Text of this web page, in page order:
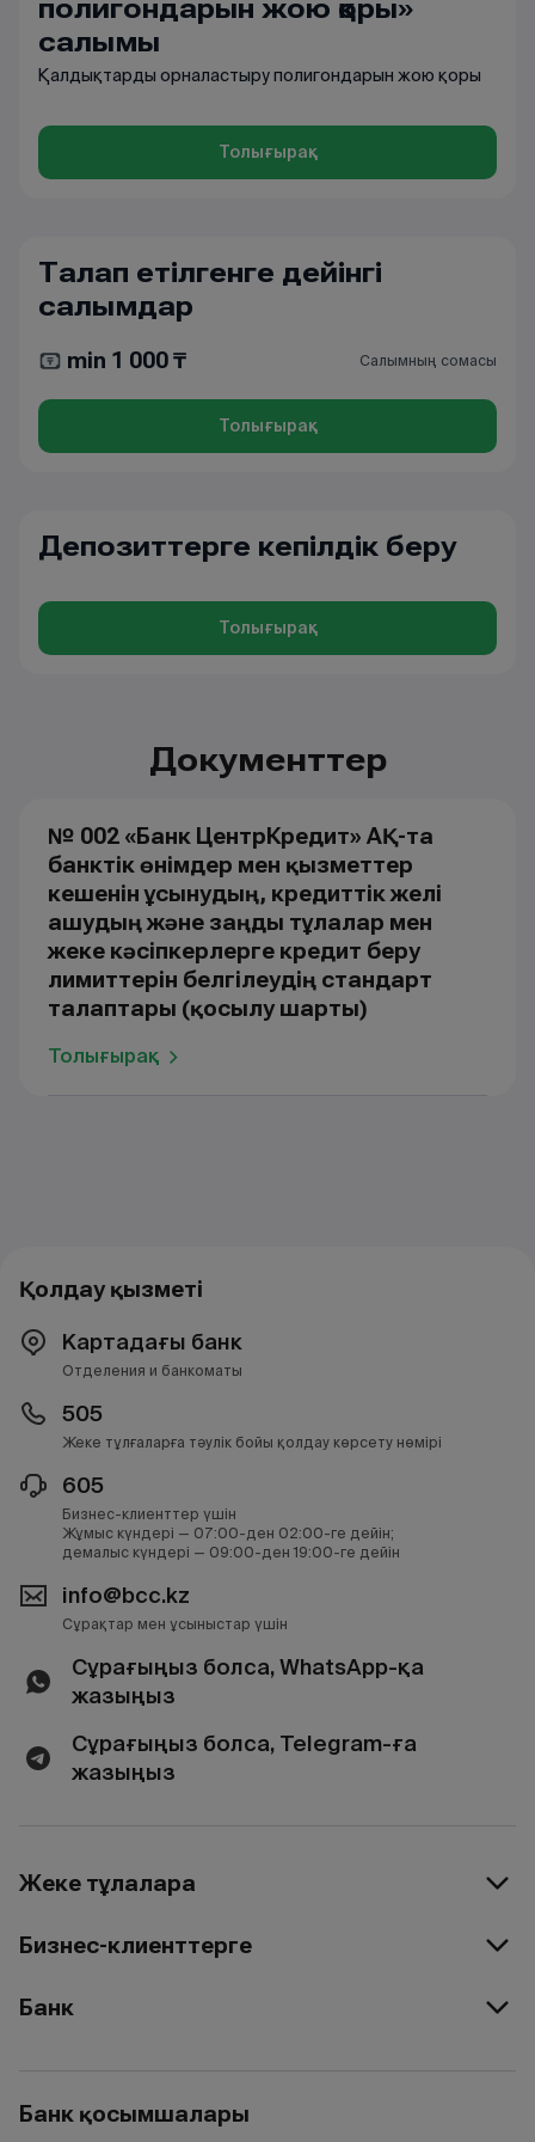
полигондарын жою қоры»
салымы
Қалдықтарды орналастыру полигондарын жою қоры
Толығырақ
Талап етілгенге дейінгі
салымдар
min 1 000 ₸ Салымның сомасы
Толығырақ
Депозиттерге кепілдік беру
Толығырақ
Документтер
№ 002 «Банк ЦентрКредит» АҚ-та
банктік өнімдер мен қызметтер
кешенін ұсынудың, кредиттік желі
ашудың және заңды тұлғалар мен
жеке кәсіпкерлерге кредит беру
лимиттерін белгілеудің стандарт
талаптары (қосылу шарты)
Толығырақ
Қолдау қызметі
Картадағы банк
Отделения и банкоматы
505
Жеке тұлғаларға тәулік бойы қолдау көрсету нөмірі
605
Бизнес-клиенттер үшін
Жұмыс күндері — 07:00-ден 02:00-ге дейін;
демалыс күндері — 09:00-ден 19:00-ге дейін
info@bcc.kz
Сұрақтар мен ұсыныстар үшін
Сұрағыңыз болса, WhatsApp-қа
жазыңыз
Сұрағыңыз болса, Telegram-ға
жазыңыз
Жеке тұлғаларға
Бизнес-клиенттерге
Банк
Банк қосымшалары